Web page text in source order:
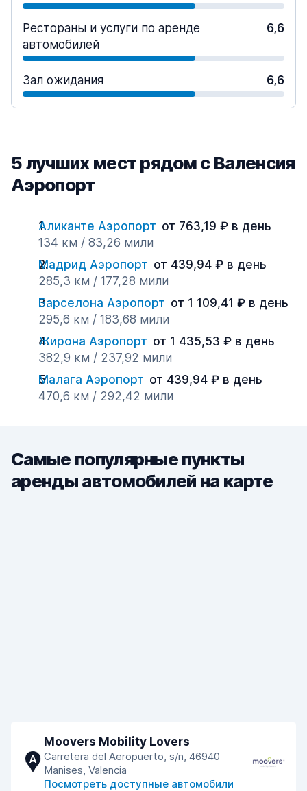
Рестораны и услуги по аренде
автомобилей
6,6
Зал ожидания 6,6
5 лучших мест рядом с Валенсия
Аэропорт
Аликанте Аэропорт от 763,19 ₽ в день
134 км / 83,26 мили
Мадрид Аэропорт от 439,94 ₽ в день
285,3 км / 177,28 мили
Барселона Аэропорт от 1 109,41 ₽ в день
295,6 км / 183,68 мили
Жирона Аэропорт от 1 435,53 ₽ в день
382,9 км / 237,92 мили
Малага Аэропорт от 439,94 ₽ в день
470,6 км / 292,42 мили
Самые популярные пункты
аренды автомобилей на карте
A
Moovers Mobility Lovers
Carretera del Aeropuerto, s/n, 46940
Manises, Valencia
Посмотреть доступные автомобили